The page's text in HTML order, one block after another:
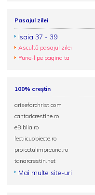
Pasajul zilei
Isaia 37 - 39
Ascultă pasajul zilei
Pune-l pe pagina ta
100% creștin
ariseforchrist.com
cantaricrestine.ro
eBiblia.ro
lectiicuobiecte.ro
proiectulimpreuna.ro
tanarcrestin.net
Mai multe site-uri